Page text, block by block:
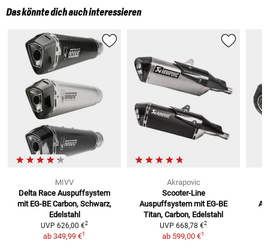
Das könnte dich auch interessieren
MIVV
Delta Race Auspuffsystem
mit EG-BE Carbon, Schwarz,
Edelstahl
UVP 626,00 €2
ab 349,99 €1
Akrapovic
Scooter-Line
Auspuffsystem mit EG-BE
Titan, Carbon, Edelstahl
UVP 668,78 €2
ab 599,00 €1